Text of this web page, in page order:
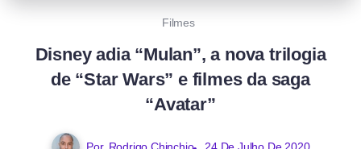
Filmes
Disney adia “Mulan”, a nova trilogia
de “Star Wars” e filmes da saga
“Avatar”
Por